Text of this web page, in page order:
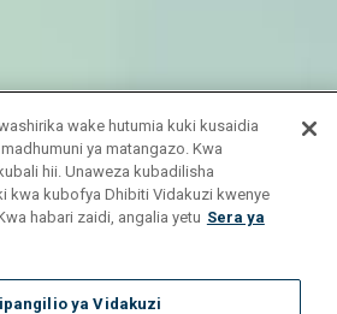
wake hutumia kuki kusaidia
ya matangazo. Kwa
hii. Unaweza kubadilisha
kwa kubofya Dhibiti Vidakuzi kwenye
habari zaidi, angalia yetu Sera ya
ya Vidakuzi